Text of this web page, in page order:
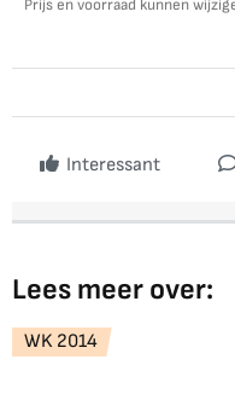
Prijs en voorraad kunnen
Interessant
Lees meer over:
WK 2014